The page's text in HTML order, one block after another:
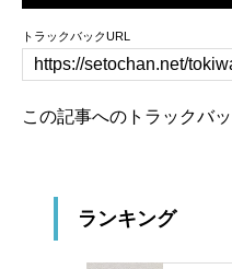
トラックバックURL
この記事へのトラックバ
ランキング